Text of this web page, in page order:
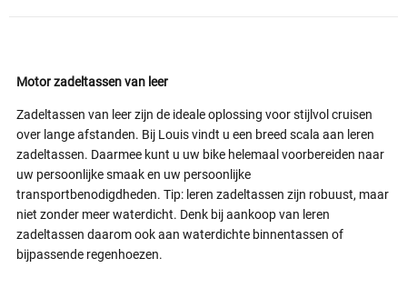
Motor zadeltassen van leer
Zadeltassen van leer zijn de ideale oplossing voor stijlvol cruisen
over lange afstanden. Bij Louis vindt u een breed scala aan leren
zadeltassen. Daarmee kunt u uw bike helemaal voorbereiden naar
uw persoonlijke smaak en uw persoonlijke
transportbenodigdheden. Tip: leren zadeltassen zijn robuust, maar
niet zonder meer waterdicht. Denk bij aankoop van leren
zadeltassen daarom ook aan waterdichte binnentassen of
bijpassende regenhoezen.